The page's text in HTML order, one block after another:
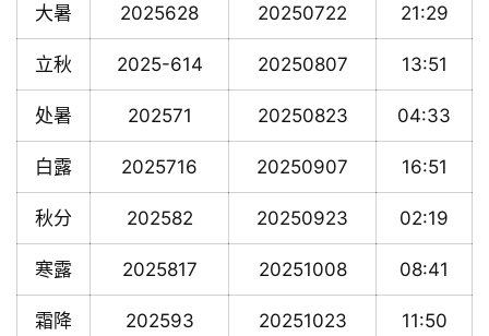
大暑 2025628 20250722 21:29
立秋 2025-614 20250807 13:51
处暑 202571 20250823 04:33
白露 2025716 20250907 16:51
秋分 202582 20250923 02:19
寒露 2025817 20251008 08:41
霜降 202593 20251023 11:50